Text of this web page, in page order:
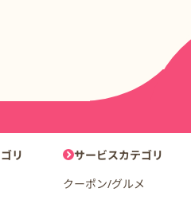
ルナビゲーション
リ
サービスカテゴリ
クーポン/グルメ